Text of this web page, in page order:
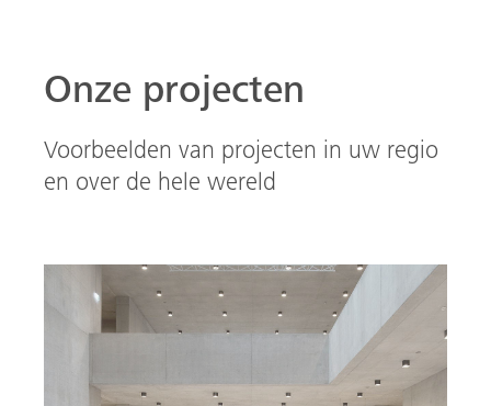
Onze projecten
Voorbeelden van projecten in uw regio
en over de hele wereld